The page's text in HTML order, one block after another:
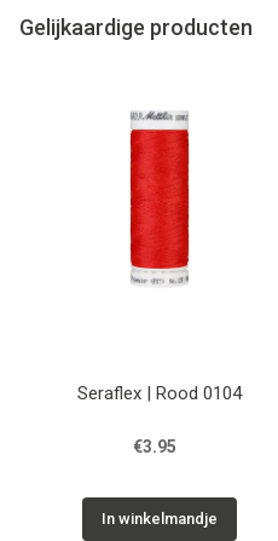
Gelijkaardige producten
Seraflex | Rood 0104
€3.95
In winkelmandje